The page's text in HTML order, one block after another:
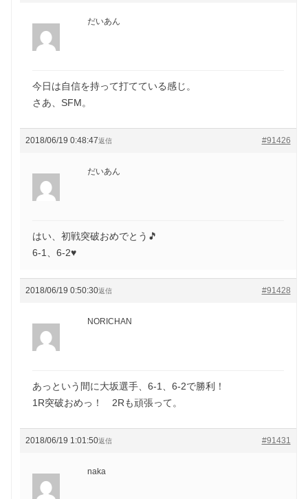
だいあん
今日は自信を持って打てている感じ。
さあ、SFM。
2018/06/19 0:48:47 #91426
返信
だいあん
はい、初戦突破おめでとう🎵
6-1、6-2♥️
2018/06/19 0:50:30 #91428
返信
NORICHAN
あっという間に大坂選手、6-1、6-2で勝利！
1R突破おめっ！ 2Rも頑張って。
2018/06/19 1:01:50 #91431
返信
naka